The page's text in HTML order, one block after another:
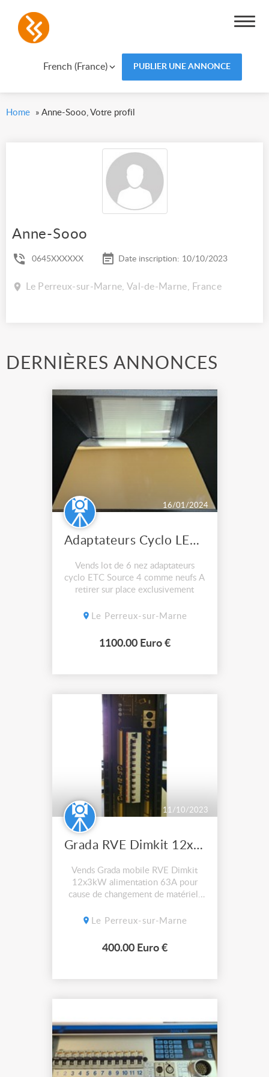
French (France) PUBLIER UNE ANNONCE
Home » Anne-Sooo, Votre profil
Anne-Sooo
0645XXXXXX Date inscription: 10/10/2023
Le Perreux-sur-Marne, Val-de-Marne, France
DERNIÈRES ANNONCES
16/01/2024
Adaptateurs Cyclo LED ETC Source 4
Vends lot de 6 nez adaptateurs
cyclo ETC Source 4 comme neufs A
retirer sur place exclusivement
Le Perreux-sur-Marne
1100.00 Euro €
11/10/2023
Grada RVE Dimkit 12x3 alim 63A
Vends Grada mobile RVE Dimkit
12x3kW alimentation 63A pour
cause de changement de matériel.
Le Perreux-sur-Marne
400.00 Euro €